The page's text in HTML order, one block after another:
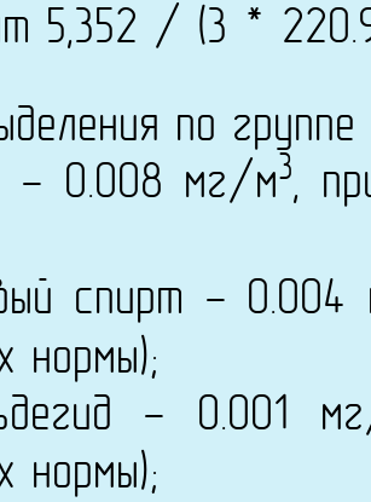
5,352 / (3 *
по
- 0.008 мг/м3,
спирт -
нормы);
- 0.001
нормы);